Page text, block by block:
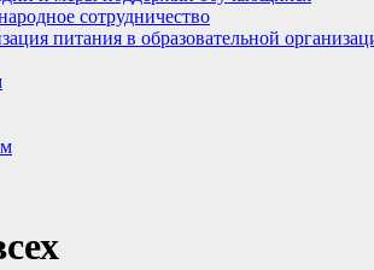
сотрудничество
питания в образовательной